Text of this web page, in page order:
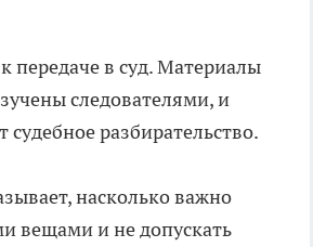
передаче в суд. Материалы
следователями, и
судебное разбирательство.
насколько важно
вещами и не допускать